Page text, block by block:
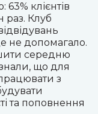
клієнтів
Клуб
не допомагало.
середню
що для
з
та поповнення